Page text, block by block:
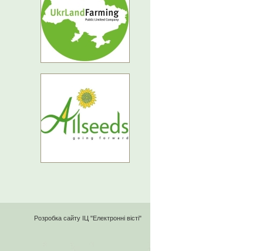
Розробка сайту ІЦ "Електронні вісті"